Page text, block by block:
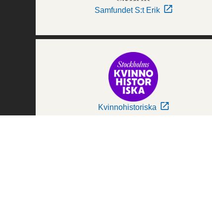
Samfundet S:t Erik
Kvinnohistoriska